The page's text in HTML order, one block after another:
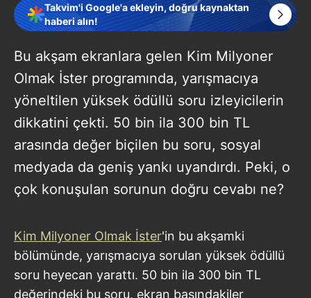
Takvim'i Google'a ekleyin, doğru kaynaktan
haberi alın!
Bu akşam ekranlara gelen Kim Milyoner
Olmak İster programında, yarışmacıya
yöneltilen yüksek ödüllü soru izleyicilerin
dikkatini çekti. 50 bin ila 300 bin TL
arasında değer biçilen bu soru, sosyal
medyada da geniş yankı uyandırdı. Peki, o
çok konuşulan sorunun doğru cevabı ne?
Kim Milyoner Olmak İster'in bu akşamki
bölümünde, yarışmacıya sorulan yüksek ödüllü
soru heyecan yarattı. 50 bin ila 300 bin TL
değerindeki bu soru, ekran başındakiler